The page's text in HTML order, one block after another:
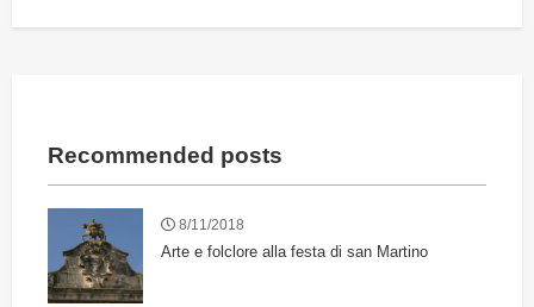
Recommended posts
8/11/2018
Arte e folclore alla festa di san Martino